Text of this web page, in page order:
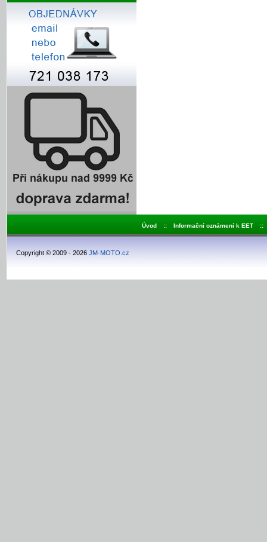
Úvod :: Informační oznámení k EET ::
Copyright © 2009 - 2026 JM-MOTO.cz